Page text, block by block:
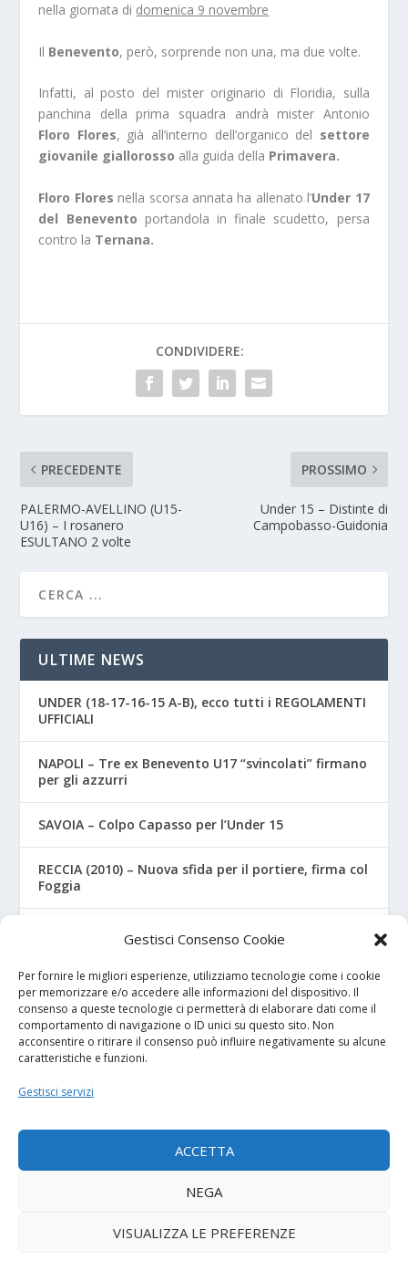
Gestisci Consenso Cookie
Per fornire le migliori esperienze, utilizziamo tecnologie come i cookie
per memorizzare e/o accedere alle informazioni del dispositivo. Il
consenso a queste tecnologie ci permetterà di elaborare dati come il
comportamento di navigazione o ID unici su questo sito. Non
acconsentire o ritirare il consenso può influire negativamente su alcune
caratteristiche e funzioni.
Gestisci servizi
ACCETTA
NEGA
VISUALIZZA LE PREFERENZE
nella giornata di domenica 9 novembre
Il Benevento, però, sorprende non una, ma due volte.
Infatti, al posto del mister originario di Floridia, sulla
panchina della prima squadra andrà mister Antonio
Floro Flores, già all’interno dell’organico del settore
giovanile giallorosso alla guida della Primavera.
Floro Flores nella scorsa annata ha allenato l’Under 17
del Benevento portandola in finale scudetto, persa
contro la Ternana.
CONDIVIDERE:
PRECEDENTE
PALERMO-AVELLINO (U15-
U16) – I rosanero
ESULTANO 2 volte
PROSSIMO
Under 15 – Distinte di
Campobasso-Guidonia
ULTIME NEWS
UNDER (18-17-16-15 A-B), ecco tutti i REGOLAMENTI
UFFICIALI
NAPOLI – Tre ex Benevento U17 “svincolati” firmano
per gli azzurri
SAVOIA – Colpo Capasso per l’Under 15
RECCIA (2010) – Nuova sfida per il portiere, firma col
Foggia
favola di Christian
I NOSTRI SPONSOR
Calcio Panchina
Diretta.it